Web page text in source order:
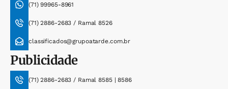
(71) 99965-8961
(71) 2886-2683 / Ramal 8526
classificados@grupoatarde.com.br
Publicidade
(71) 2886-2683 / Ramal 8585 | 8586